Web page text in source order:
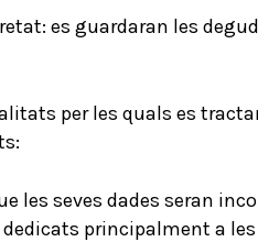
es guardaran les
per les quals es
les seves dades seran
dedicats principalment a